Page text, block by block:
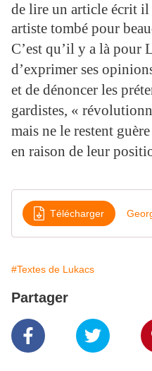
de lire un article écrit il
artiste tombé pour
C’est qu’il y a là pour
d’exprimer ses
et de dénoncer les
gardistes, «
mais ne le restent
en raison de leur
Télécharger
#Textes de Lukacs
Partager